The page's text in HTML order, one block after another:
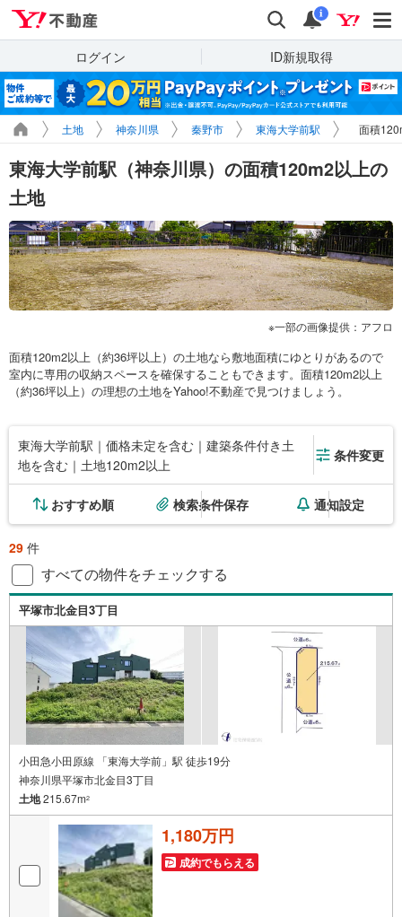
検索 通知
i
ログイン ID新規取得
土地 神奈川県 秦野市 東海大学前駅 面積
東海大学前駅（神奈川県）の面積120m2以上の
土地
一部の画像提供：アフロ
面積120m2以上（約36坪以上）の土地なら敷地面積にゆとりがあるので
室内に専用の収納スペースを確保することもできます。面積120m2以上
（約36坪以上）の理想の土地をYahoo!不動産で見つけましょう。
東海大学前駅｜価格未定を含む｜建築条件付き土
地を含む｜土地120m2以上
条件変更
おすすめ順 検索条件保存 通知設定
29 件
すべての物件をチェックする
平塚市北金目3丁目
小田急小田原線 「東海大学前」駅 徒歩19分
神奈川県平塚市北金目3丁目
土地215.67m2
1,180万円
成約でもらえる